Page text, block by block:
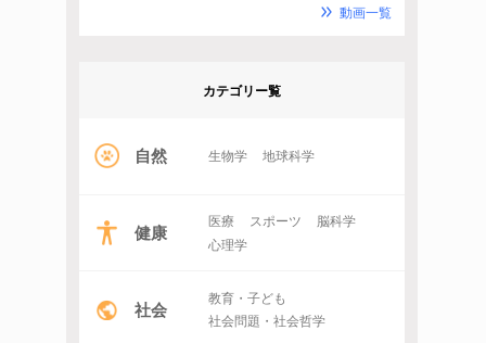
動画一覧
カテゴリー覧
自然 生物学 地球科学
健康 医療 スポーツ
脳科学
心理学
社会
教育・子ども
社会問題・社会哲学